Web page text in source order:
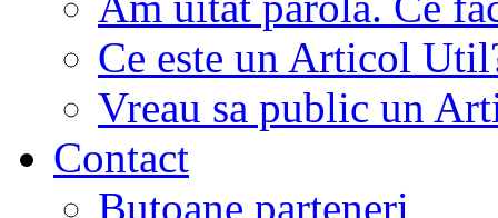
Ce este un Articol
Vreau sa public un
Contact
Butoane parteneri